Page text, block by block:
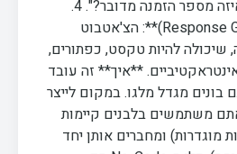
הצ'אטבוט ישאל "באיזה מספר הזמנה מדובר?". 4.
**תגובה (Response Generation)**: הצ'אטבוט
שיכולה להיות טקסט, כפתורים,
**איך** זה עובד
מגדל מלגו. במקום לייצר
משתמשים בלבנים קיימות
מוגדרות) ומחברים אותן יחד